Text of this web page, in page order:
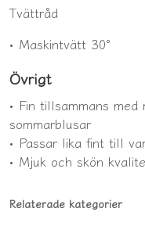
Tvättråd
• Maskintvätt 30°
Övrigt
• Fin tillsammans
sommarblusar
• Passar lika fint till
• Mjuk och skön
Relaterade kategorier